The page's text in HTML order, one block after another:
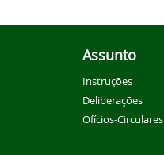
Assunto
Instruções
Deliberações
Ofícios-Circulares